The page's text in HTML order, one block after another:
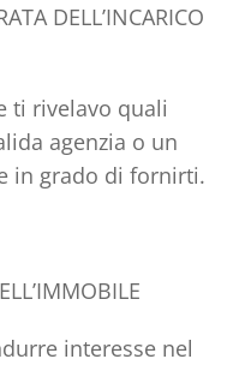
DELL’INCARICO
ti rivelavo quali
agenzia o un
in grado di fornirti.
interesse nel